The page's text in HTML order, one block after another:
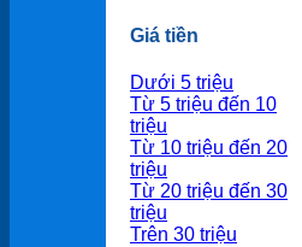
Giá tiền
Dưới 5 triệu
Từ 5 triệu đến 10
triệu
Từ 10 triệu đến 20
triệu
Từ 20 triệu đến 30
triệu
Trên 30 triệu